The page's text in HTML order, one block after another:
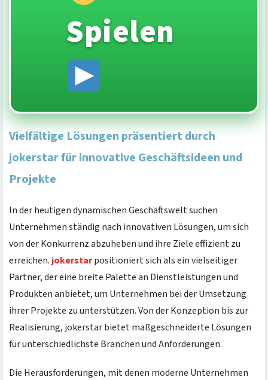
Spielen
Vielfältige Lösungen präsentiert durch
jokerstar für innovative Geschäftsideen und
Projekte
In der heutigen dynamischen Geschäftswelt suchen
Unternehmen ständig nach innovativen Lösungen, um sich
von der Konkurrenz abzuheben und ihre Ziele effizient zu
erreichen. jokerstarpositioniert sich als ein vielseitiger
Partner, der eine breite Palette an Dienstleistungen und
Produkten anbietet, um Unternehmen bei der Umsetzung
ihrer Projekte zu unterstützen. Von der Konzeption bis zur
Realisierung, jokerstar bietet maßgeschneiderte Lösungen
für unterschiedlichste Branchen und Anforderungen.
Die Herausforderungen, mit denen moderne Unternehmen